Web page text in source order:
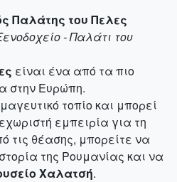
Παλάτης του Πελες
- Παλάτι του
είναι ένα από τα πιο
στην Ευρώπη.
τοπίο και μπορεί
εμπειρία για τη
τις θέασης, μπορείτε να
της Ρουμανίας και να
Χαλατσή.